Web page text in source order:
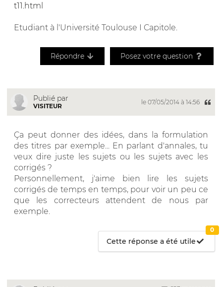
t11.html
Etudiant à l'Université Toulouse I Capitole.
Répondre Posez votre question
Publié par
VISITEUR
le 07/05/2014 à 14:56
Ça peut donner des idées, dans la formulation
des titres par exemple... En parlant d'annales, tu
veux dire juste les sujets ou les sujets avec les
corrigés ?
Personnellement, j'aime bien lire les sujets
corrigés de temps en temps, pour voir un peu ce
que les correcteurs attendent de nous par
exemple.
Cette réponse a été utile
0